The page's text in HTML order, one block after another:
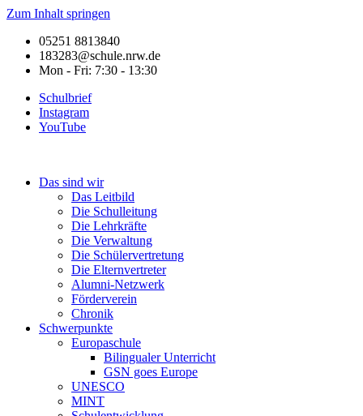
Zum Inhalt springen
05251 8813840
183283@schule.nrw.de
Mon - Fri: 7:30 - 13:30
Schulbrief
Instagram
YouTube
Das sind wir
Das Leitbild
Die Schulleitung
Die Lehrkräfte
Die Verwaltung
Die Schülervertretung
Die Elternvertreter
Alumni-Netzwerk
Förderverein
Chronik
Schwerpunkte
Europaschule
Bilingualer Unterricht
GSN goes Europe
UNESCO
MINT